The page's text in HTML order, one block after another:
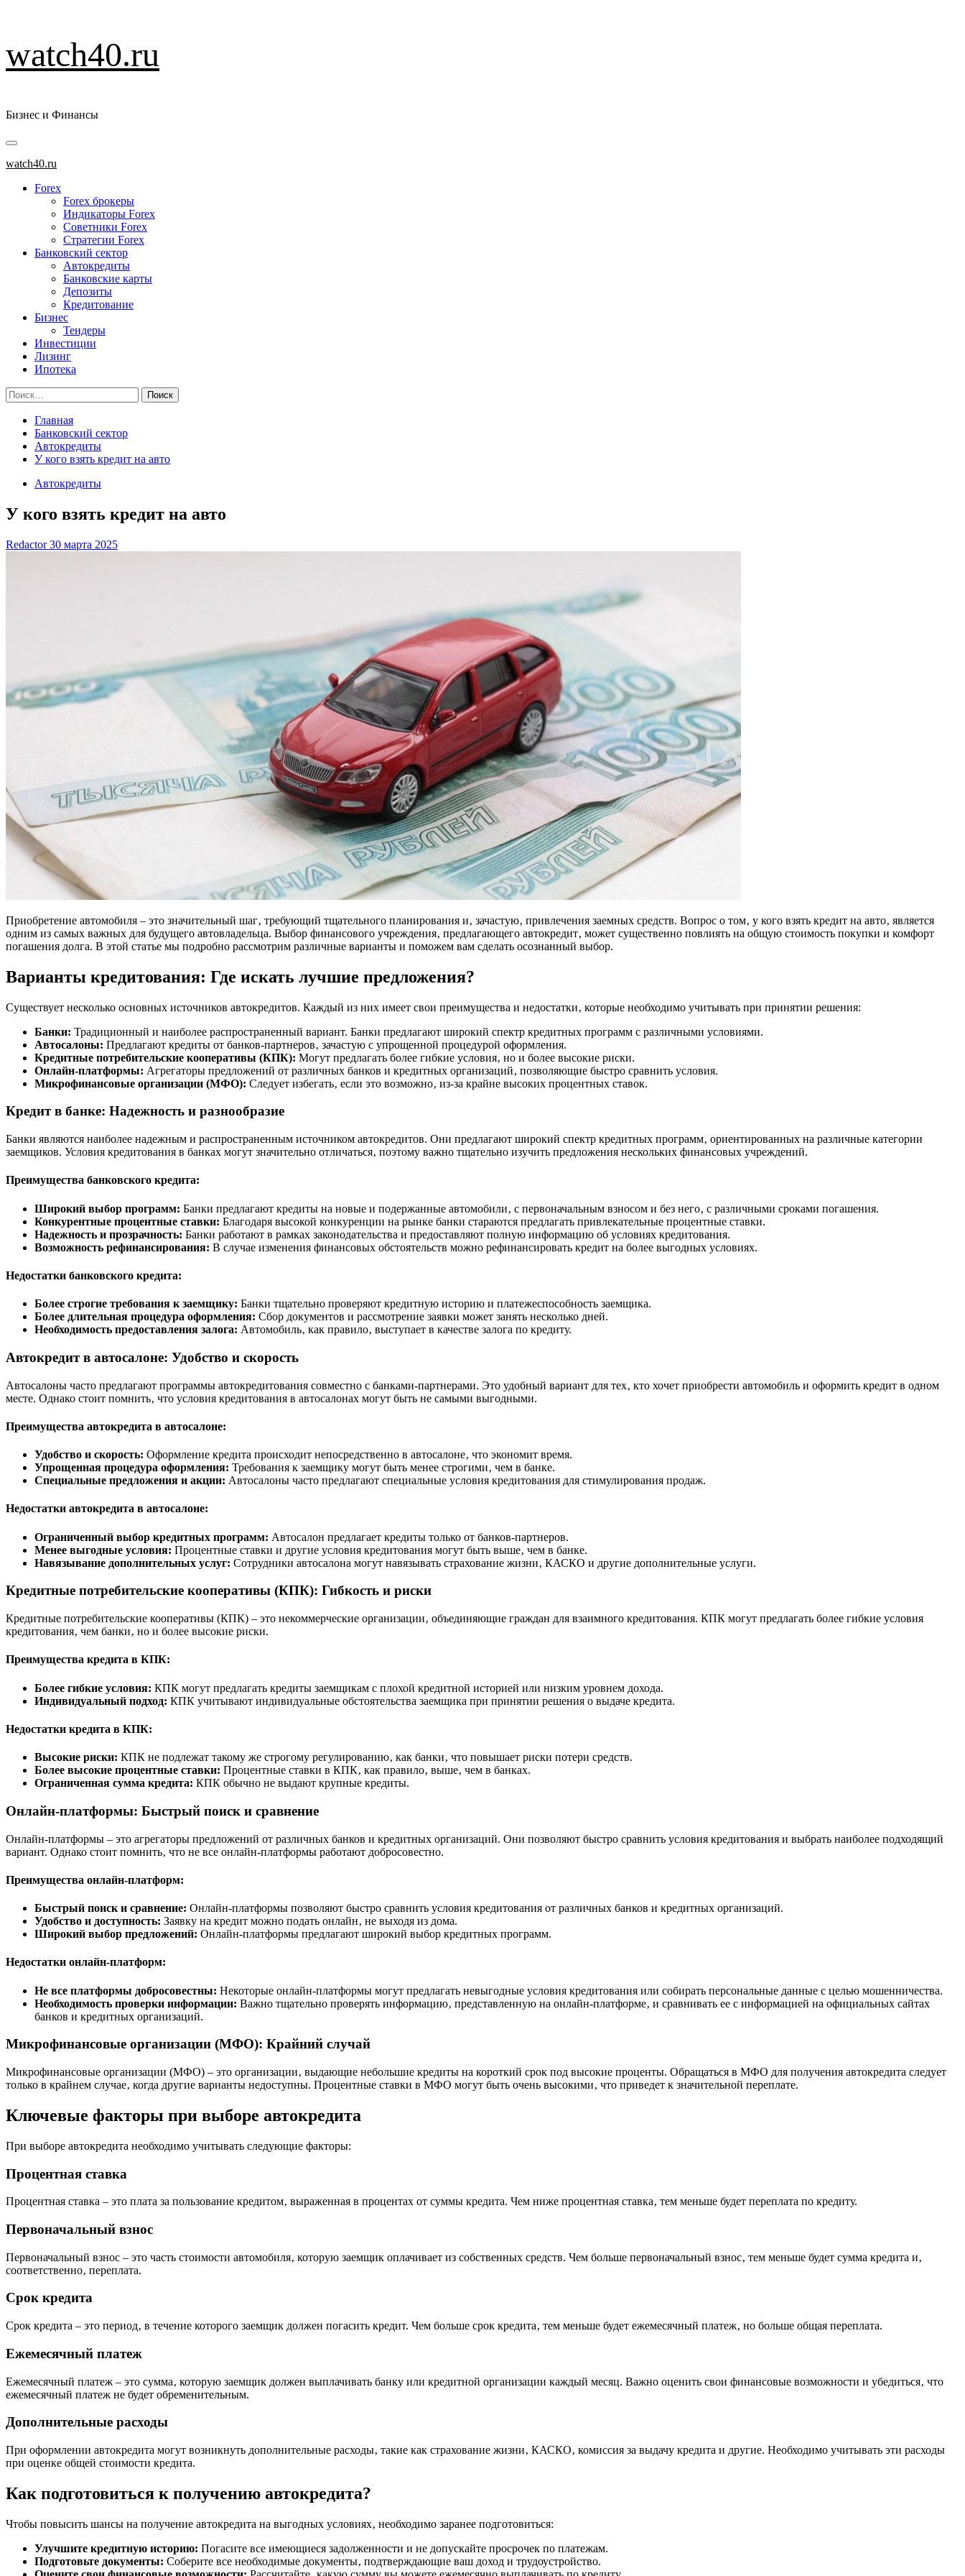
к
содержимому
watch40.ru
Бизнес и Финансы
Основное
меню
watch40.ru
Forex
Forex брокеры
Индикаторы Forex
Советники Forex
Стратегии Forex
Банковский сектор
Автокредиты
Банковские карты
Депозиты
Кредитование
Бизнес
Тендеры
Инвестиции
Лизинг
Ипотека
Найти:
Главная
Банковский сектор
Автокредиты
У кого взять кредит на авто
Автокредиты
У кого взять кредит на авто
Redactor30 марта 2025
Приобретение автомобиля – это значительный шаг‚ требующий тщательного планирования и‚ зачастую‚ привлечения заемных средств. Вопрос о том‚ у кого взять кредит на авто‚ является
одним из самых важных для будущего автовладельца. Выбор финансового учреждения‚ предлагающего автокредит‚ может существенно повлиять на общую стоимость покупки и комфорт
погашения долга. В этой статье мы подробно рассмотрим различные варианты и поможем вам сделать осознанный выбор.
Варианты кредитования: Где искать лучшие предложения?
Существует несколько основных источников автокредитов. Каждый из них имеет свои преимущества и недостатки‚ которые необходимо учитывать при принятии решения:
Банки: Традиционный и наиболее распространенный вариант. Банки предлагают широкий спектр кредитных программ с различными условиями.
Автосалоны: Предлагают кредиты от банков-партнеров‚ зачастую с упрощенной процедурой оформления.
Кредитные потребительские кооперативы (КПК): Могут предлагать более гибкие условия‚ но и более высокие риски.
Онлайн-платформы: Агрегаторы предложений от различных банков и кредитных организаций‚ позволяющие быстро сравнить условия.
Микрофинансовые организации (МФО): Следует избегать‚ если это возможно‚ из-за крайне высоких процентных ставок.
Кредит в банке: Надежность и разнообразие
Банки являются наиболее надежным и распространенным источником автокредитов. Они предлагают широкий спектр кредитных программ‚ ориентированных на различные категории
заемщиков. Условия кредитования в банках могут значительно отличаться‚ поэтому важно тщательно изучить предложения нескольких финансовых учреждений.
Преимущества банковского кредита:
Широкий выбор программ: Банки предлагают кредиты на новые и подержанные автомобили‚ с первоначальным взносом и без него‚ с различными сроками погашения.
Конкурентные процентные ставки: Благодаря высокой конкуренции на рынке банки стараются предлагать привлекательные процентные ставки.
Надежность и прозрачность: Банки работают в рамках законодательства и предоставляют полную информацию об условиях кредитования.
Возможность рефинансирования: В случае изменения финансовых обстоятельств можно рефинансировать кредит на более выгодных условиях.
Недостатки банковского кредита:
Более строгие требования к заемщику: Банки тщательно проверяют кредитную историю и платежеспособность заемщика.
Более длительная процедура оформления: Сбор документов и рассмотрение заявки может занять несколько дней.
Необходимость предоставления залога: Автомобиль‚ как правило‚ выступает в качестве залога по кредиту.
Автокредит в автосалоне: Удобство и скорость
Автосалоны часто предлагают программы автокредитования совместно с банками-партнерами. Это удобный вариант для тех‚ кто хочет приобрести автомобиль и оформить кредит в одном
месте. Однако стоит помнить‚ что условия кредитования в автосалонах могут быть не самыми выгодными.
Преимущества автокредита в автосалоне:
Удобство и скорость: Оформление кредита происходит непосредственно в автосалоне‚ что экономит время.
Упрощенная процедура оформления: Требования к заемщику могут быть менее строгими‚ чем в банке.
Специальные предложения и акции: Автосалоны часто предлагают специальные условия кредитования для стимулирования продаж.
Недостатки автокредита в автосалоне:
Ограниченный выбор кредитных программ: Автосалон предлагает кредиты только от банков-партнеров.
Менее выгодные условия: Процентные ставки и другие условия кредитования могут быть выше‚ чем в банке.
Навязывание дополнительных услуг: Сотрудники автосалона могут навязывать страхование жизни‚ КАСКО и другие дополнительные услуги.
Кредитные потребительские кооперативы (КПК): Гибкость и риски
Кредитные потребительские кооперативы (КПК) – это некоммерческие организации‚ объединяющие граждан для взаимного кредитования. КПК могут предлагать более гибкие условия
кредитования‚ чем банки‚ но и более высокие риски.
Преимущества кредита в КПК:
Более гибкие условия: КПК могут предлагать кредиты заемщикам с плохой кредитной историей или низким уровнем дохода.
Индивидуальный подход: КПК учитывают индивидуальные обстоятельства заемщика при принятии решения о выдаче кредита.
Недостатки кредита в КПК:
Высокие риски: КПК не подлежат такому же строгому регулированию‚ как банки‚ что повышает риски потери средств.
Более высокие процентные ставки: Процентные ставки в КПК‚ как правило‚ выше‚ чем в банках.
Ограниченная сумма кредита: КПК обычно не выдают крупные кредиты.
Онлайн-платформы: Быстрый поиск и сравнение
Онлайн-платформы – это агрегаторы предложений от различных банков и кредитных организаций. Они позволяют быстро сравнить условия кредитования и выбрать наиболее подходящий
вариант. Однако стоит помнить‚ что не все онлайн-платформы работают добросовестно.
Преимущества онлайн-платформ:
Быстрый поиск и сравнение: Онлайн-платформы позволяют быстро сравнить условия кредитования от различных банков и кредитных организаций.
Удобство и доступность: Заявку на кредит можно подать онлайн‚ не выходя из дома.
Широкий выбор предложений: Онлайн-платформы предлагают широкий выбор кредитных программ.
Недостатки онлайн-платформ:
Не все платформы добросовестны: Некоторые онлайн-платформы могут предлагать невыгодные условия кредитования или собирать персональные данные с целью мошенничества.
Необходимость проверки информации: Важно тщательно проверять информацию‚ представленную на онлайн-платформе‚ и сравнивать ее с информацией на официальных сайтах
банков и кредитных организаций.
Микрофинансовые организации (МФО): Крайний случай
Микрофинансовые организации (МФО) – это организации‚ выдающие небольшие кредиты на короткий срок под высокие проценты. Обращаться в МФО для получения автокредита следует
только в крайнем случае‚ когда другие варианты недоступны. Процентные ставки в МФО могут быть очень высокими‚ что приведет к значительной переплате.
Ключевые факторы при выборе автокредита
При выборе автокредита необходимо учитывать следующие факторы:
Процентная ставка
Процентная ставка – это плата за пользование кредитом‚ выраженная в процентах от суммы кредита. Чем ниже процентная ставка‚ тем меньше будет переплата по кредиту.
Первоначальный взнос
Первоначальный взнос – это часть стоимости автомобиля‚ которую заемщик оплачивает из собственных средств. Чем больше первоначальный взнос‚ тем меньше будет сумма кредита и‚
соответственно‚ переплата.
Срок кредита
Срок кредита – это период‚ в течение которого заемщик должен погасить кредит. Чем больше срок кредита‚ тем меньше будет ежемесячный платеж‚ но больше общая переплата.
Ежемесячный платеж
Ежемесячный платеж – это сумма‚ которую заемщик должен выплачивать банку или кредитной организации каждый месяц. Важно оценить свои финансовые возможности и убедиться‚ что
ежемесячный платеж не будет обременительным.
Дополнительные расходы
При оформлении автокредита могут возникнуть дополнительные расходы‚ такие как страхование жизни‚ КАСКО‚ комиссия за выдачу кредита и другие. Необходимо учитывать эти расходы
при оценке общей стоимости кредита.
Как подготовиться к получению автокредита?
Чтобы повысить шансы на получение автокредита на выгодных условиях‚ необходимо заранее подготовиться:
Улучшите кредитную историю: Погасите все имеющиеся задолженности и не допускайте просрочек по платежам.
Подготовьте документы: Соберите все необходимые документы‚ подтверждающие ваш доход и трудоустройство.